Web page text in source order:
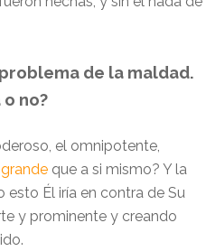
de la maldad.
no?
el omnipotente,
grande que a si mismo? Y la
esto Él iría en contra de Su
y prominente y creando
.